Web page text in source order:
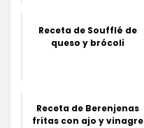
Receta de Soufflé de
queso y brócoli
Receta de Berenjenas
fritas con ajo y vinagre